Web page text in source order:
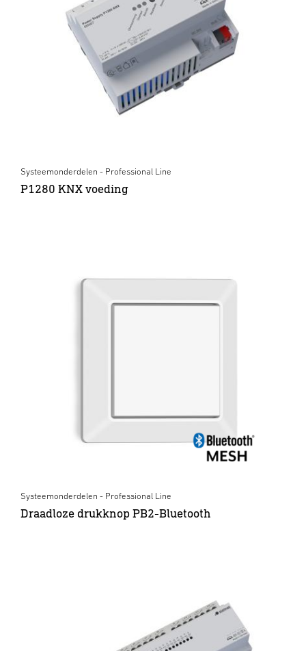
Systeemonderdelen - Professional Line
P1280 KNX voeding
Systeemonderdelen - Professional Line
Draadloze drukknop PB2-Bluetooth